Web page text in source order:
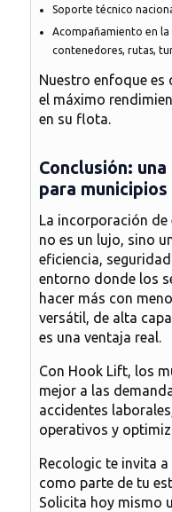
Soporte técnico
Acompañamiento en
contenedores, rutas,
Nuestro enfoque es
el máximo
en su flota.
Conclusión:
para
La incorporación de
no es un lujo, sino
eficiencia,
entorno donde los
hacer más con
versátil, de alta
es una ventaja real.
Con Hook Lift, los
mejor a las
accidentes
operativos y
Recologic te invita
como parte de tu
Solicita hoy mismo